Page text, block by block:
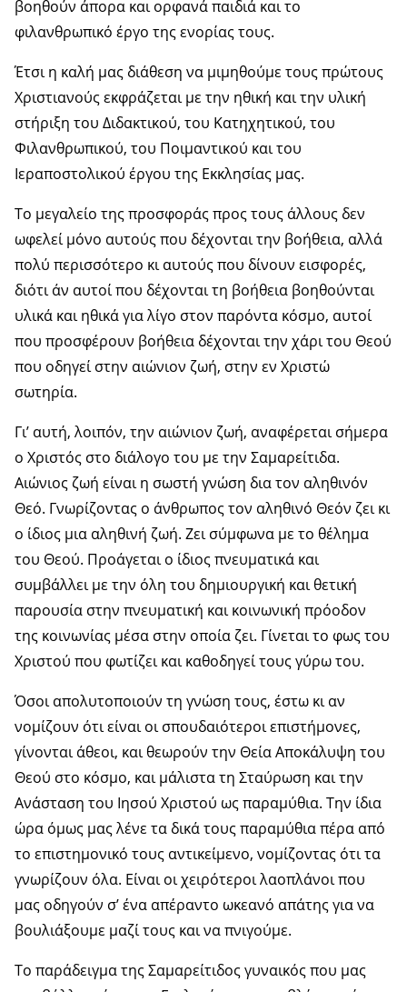
βοηθούν άπορα και ορφανά παιδιά και το
φιλανθρωπικό έργο της ενορίας τους.
Έτσι η καλή μας διάθεση να μιμηθούμε τους πρώτους
Χριστιανούς εκφράζεται με την ηθική και την υλική
στήριξη του Διδακτικού, του Κατηχητικού, του
Φιλανθρωπικού, του Ποιμαντικού και του
Ιεραποστολικού έργου της Εκκλησίας μας.
Το μεγαλείο της προσφοράς προς τους άλλους δεν
ωφελεί μόνο αυτούς που δέχονται την βοήθεια, αλλά
πολύ περισσότερο κι αυτούς που δίνουν εισφορές,
διότι άν αυτοί που δέχονται τη βοήθεια βοηθούνται
υλικά και ηθικά για λίγο στον παρόντα κόσμο, αυτοί
που προσφέρουν βοήθεια δέχονται την χάρι του Θεού
που οδηγεί στην αιώνιον ζωή, στην εν Χριστώ
σωτηρία.
Γι’ αυτή, λοιπόν, την αιώνιον ζωή, αναφέρεται σήμερα
ο Χριστός στο διάλογο του με την Σαμαρείτιδα.
Αιώνιος ζωή είναι η σωστή γνώση δια τον αληθινόν
Θεό. Γνωρίζοντας ο άνθρωπος τον αληθινό Θεόν ζει κι
ο ίδιος μια αληθινή ζωή. Ζει σύμφωνα με το θέλημα
του Θεού. Προάγεται ο ίδιος πνευματικά και
συμβάλλει με την όλη του δημιουργική και θετική
παρουσία στην πνευματική και κοινωνική πρόοδον
της κοινωνίας μέσα στην οποία ζει. Γίνεται το φως του
Χριστού που φωτίζει και καθοδηγεί τους γύρω του.
Όσοι απολυτοποιούν τη γνώση τους, έστω κι αν
νομίζουν ότι είναι οι σπουδαιότεροι επιστήμονες,
γίνονται άθεοι, και θεωρούν την Θεία Αποκάλυψη του
Θεού στο κόσμο, και μάλιστα τη Σταύρωση και την
Ανάσταση του Ιησού Χριστού ως παραμύθια. Την ίδια
ώρα όμως μας λένε τα δικά τους παραμύθια πέρα από
το επιστημονικό τους αντικείμενο, νομίζοντας ότι τα
γνωρίζουν όλα. Είναι οι χειρότεροι λαοπλάνοι που
μας οδηγούν σ’ ένα απέραντο ωκεανό απάτης για να
βουλιάξουμε μαζί τους και να πνιγούμε.
Το παράδειγμα της Σαμαρείτιδος γυναικός που μας